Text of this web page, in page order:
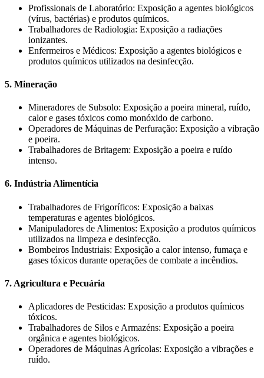
Profissionais de Laboratório: Exposição a agentes biológicos
(vírus, bactérias) e produtos químicos.
Trabalhadores de Radiologia: Exposição a radiações
ionizantes.
Enfermeiros e Médicos: Exposição a agentes biológicos e
produtos químicos utilizados na desinfecção.
5. Mineração
Mineradores de Subsolo: Exposição a poeira mineral, ruído,
calor e gases tóxicos como monóxido de carbono.
Operadores de Máquinas de Perfuração: Exposição a vibração
e poeira.
Trabalhadores de Britagem: Exposição a poeira e ruído
intenso.
6. Indústria Alimentícia
Trabalhadores de Frigoríficos: Exposição a baixas
temperaturas e agentes biológicos.
Manipuladores de Alimentos: Exposição a produtos químicos
utilizados na limpeza e desinfecção.
Bombeiros Industriais: Exposição a calor intenso, fumaça e
gases tóxicos durante operações de combate a incêndios.
7. Agricultura e Pecuária
Aplicadores de Pesticidas: Exposição a produtos químicos
tóxicos.
Trabalhadores de Silos e Armazéns: Exposição a poeira
orgânica e agentes biológicos.
Operadores de Máquinas Agrícolas: Exposição a vibrações e
ruído.